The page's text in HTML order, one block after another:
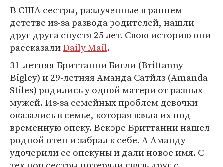
В США сестры, разлученные в раннем
детстве из-за развода родителей, нашли
друг друга спустя 25 лет. Свою историю они
рассказалиDaily Mail.
31-летняя Бриттанни Бигли (Brittanny
Bigley) и 29-летняя Аманда Сатйлз (Amanda
Stiles) родились у одной матери от разных
мужей. Из-за семейных проблем девочки
оказались в семье, которая взяла их под
временную опеку. Вскоре Бриттанни нашел
родной отец и забрал к себе. А Аманду
удочерили ее опекуны и дали новое имя. С